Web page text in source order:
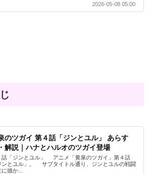
2026-05-08 05:00
のツガイ 第４話「ジンとユル」 あらす
解説｜ハナとハルオのツガイ登場
話「ジンとユル」 アニメ「黄泉のツガイ」第４話
ンとユル」。 サブタイトル通り、ジンとユルの戦闘
描か...